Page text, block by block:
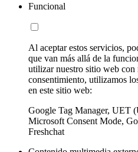
Funcional
Al aceptar estos servicios,
que van más allá de la
utilizar nuestro sitio web
consentimiento, utilizamos
en este sitio web:
Google Tag Manager, UET
Microsoft Consent Mode,
Freshchat